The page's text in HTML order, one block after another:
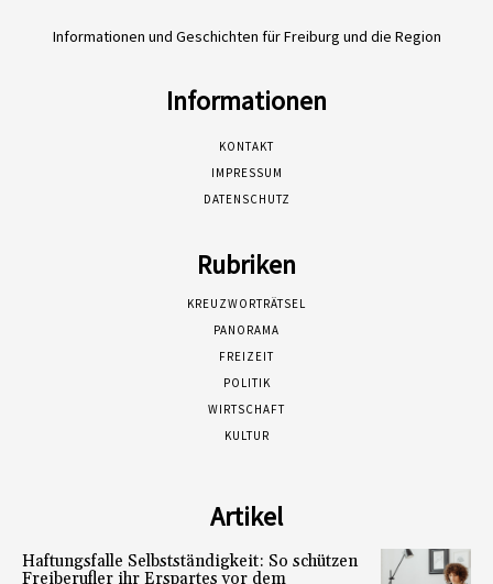
Informationen und Geschichten für Freiburg und die Region
Informationen
KONTAKT
IMPRESSUM
DATENSCHUTZ
Rubriken
KREUZWORTRÄTSEL
PANORAMA
FREIZEIT
POLITIK
WIRTSCHAFT
KULTUR
Artikel
Haftungsfalle Selbstständigkeit: So schützen
Freiberufler ihr Erspartes vor dem